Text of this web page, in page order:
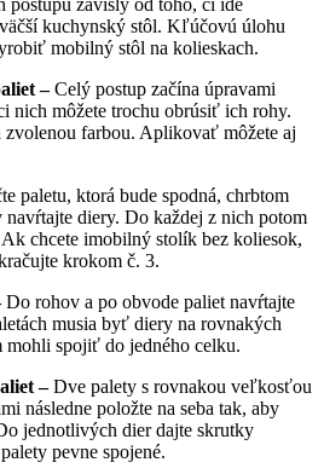
postupu závislý od toho, či ide
kuchynský stôl. Kľúčovú úlohu
mobilný stôl na kolieskach.
–Celý postup začína úpravami
nich môžete trochu obrúsiť ich rohy.
zvolenou farbou. Aplikovať môžete aj
paletu, ktorá bude spodná, chrbtom
diery. Do každej z nich potom
chcete imobilný stolík bez koliesok,
krokom č. 3.
Do rohov a po obvode paliet navŕtajte
musia byť diery na rovnakých
mohli spojiť do jedného celku.
–Dve palety s rovnakou veľkosťou
následne položte na seba tak, aby
jednotlivých dier dajte skrutky
pevne spojené.